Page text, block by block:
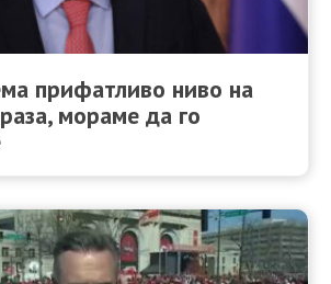
прифатливо ниво на
мораме да го